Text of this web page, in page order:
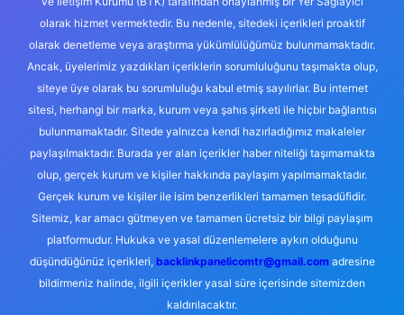
olarak hizmet vermektedir. Bu nedenle, sitedeki içerikleri proaktif
olarak denetleme veya araştırma yükümlülüğümüz bulunmamaktadır.
Ancak, üyelerimiz yazdıkları içeriklerin sorumluluğunu taşımakta olup,
siteye üye olarak bu sorumluluğu kabul etmiş sayılırlar. Bu internet
sitesi, herhangi bir marka, kurum veya şahıs şirketi ile hiçbir bağlantısı
bulunmamaktadır. Sitede yalnızca kendi hazırladığımız makaleler
paylaşılmaktadır. Burada yer alan içerikler haber niteliği taşımamakta
olup, gerçek kurum ve kişiler hakkında paylaşım yapılmamaktadır.
Gerçek kurum ve kişiler ile isim benzerlikleri tamamen tesadüfidir.
Sitemiz, kar amacı gütmeyen ve tamamen ücretsiz bir bilgi paylaşım
platformudur. Hukuka ve yasal düzenlemelere aykırı olduğunu
düşündüğünüz içerikleri, backlinkpanelicomtr@gmail.comadresine
bildirmeniz halinde, ilgili içerikler yasal süre içerisinde sitemizden
kaldırılacaktır.